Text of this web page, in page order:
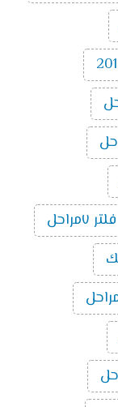
فلتر ٧مراحل